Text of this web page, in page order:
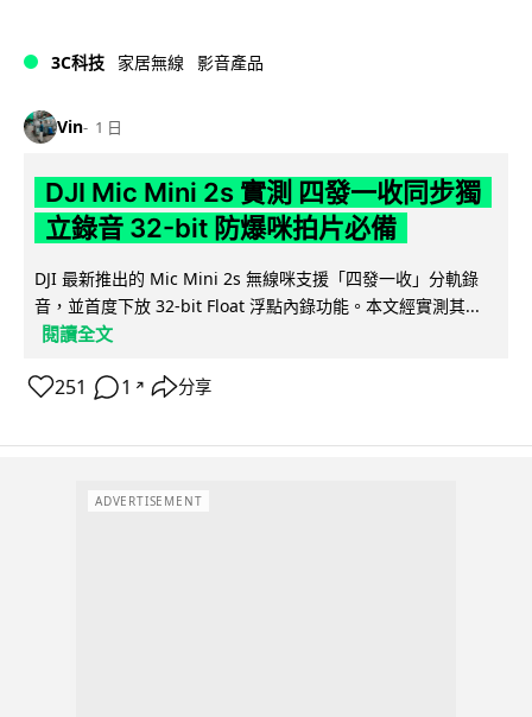
3C科技 家居無線 影音產品
Vin 1 日
DJI Mic Mini 2s 實測 四發一收同步獨
立錄音 32-bit 防爆咪拍片必備
DJI 最新推出的 Mic Mini 2s 無線咪支援「四發一收」分軌錄
音，並首度下放 32-bit Float 浮點內錄功能。本文經實測其...
閱讀全文
251 1 ↗ 分享
ADVERTISEMENT